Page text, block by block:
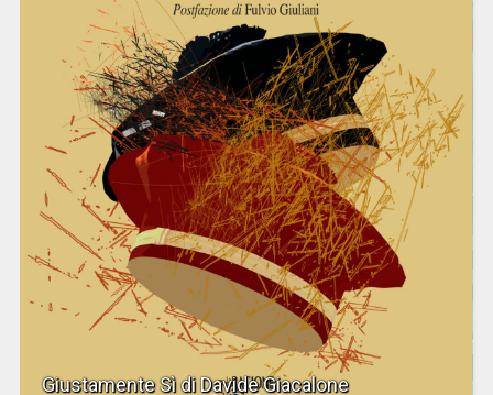
Giustamente Sì di Davide Giacalone